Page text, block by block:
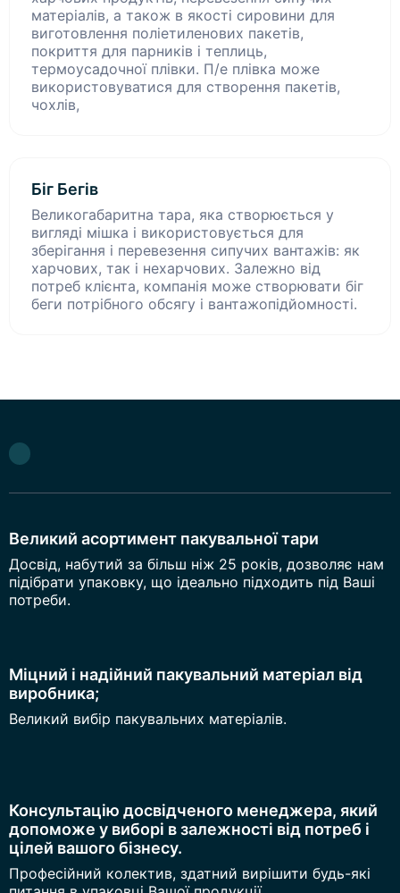
матеріалів, а також в якості сировини для
виготовлення поліетиленових пакетів,
покриття для парників і теплиць,
термоусадочної плівки. П/е плівка може
використовуватися для створення пакетів,
чохлів,
Біг Бегів
Великогабаритна тара, яка створюється у
вигляді мішка і використовується для
зберігання і перевезення сипучих вантажів: як
харчових, так і нехарчових. Залежно від
потреб клієнта, компанія може створювати біг
беги потрібного обсягу і вантажопідйомності.
Великий асортимент пакувальної тари
Досвід, набутий за більш ніж 25 років, дозволяє нам
підібрати упаковку, що ідеально підходить під Ваші
потреби.
Міцний і надійний пакувальний матеріал від
виробника;
Великий вибір пакувальних матеріалів.
Консультацію досвідченого менеджера, який
допоможе у виборі в залежності від потреб і
цілей вашого бізнесу.
Професійний колектив, здатний вирішити будь-які